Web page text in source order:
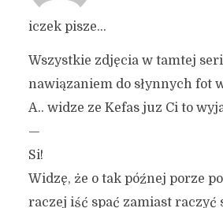
iczek pisze…
Wszystkie zdjęcia w tamtej
nawiązaniem do słynnych fot
A.. widze ze Kefas juz Ci to
—
Si!
Widzę, że o tak późnej porze
raczej iść spać zamiast raczyć